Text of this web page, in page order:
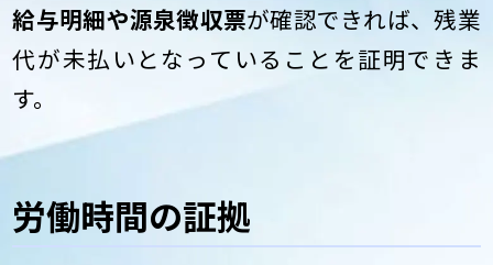
給与明細や源泉徴収票が確認できれば、残業
代が未払いとなっていることを証明できま
す。
労働時間の証拠